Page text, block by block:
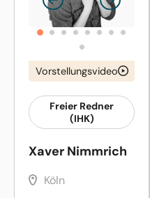
Vorstellungsvideo
Freier Redner
(IHK)
Xaver Nimmrich
Köln